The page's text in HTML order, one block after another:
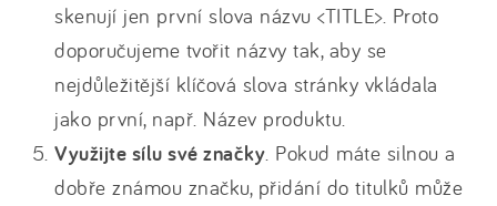
skenují jen první slova názvu <TITLE>. Proto
doporučujeme tvořit názvy tak, aby se
nejdůležitější klíčová slova stránky vkládala
jako první, např. Název produktu.
Využijte sílu své značky. Pokud máte silnou a
dobře známou značku, přidání do titulků může